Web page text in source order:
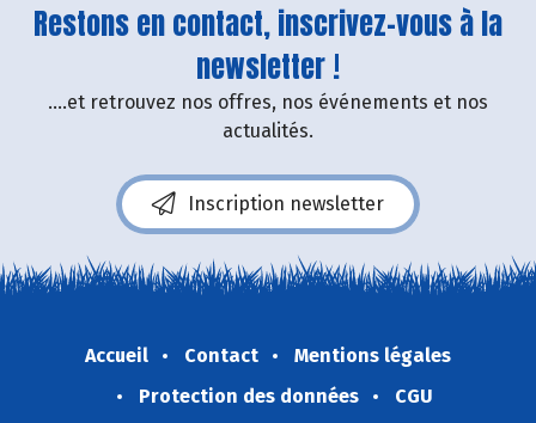
Restons en contact, inscrivez-vous à la
newsletter !
....et retrouvez nos offres, nos événements et nos
actualités.
Inscription newsletter
Accueil Contact
Mentions légales
Protection des données
CGU